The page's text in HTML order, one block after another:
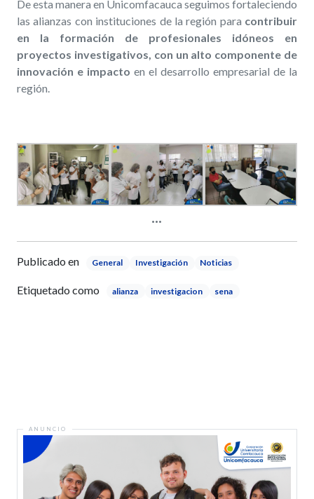
De esta manera en Unicomfacauca seguimos fortaleciendo
las alianzas con instituciones de la región para contribuir
en la formación de profesionales idóneos en
proyectos investigativos, con un alto componente de
innovación e impacto en el desarrollo empresarial de la
región.
Publicado en General Investigación Noticias
Etiquetado como alianza investigacion sena